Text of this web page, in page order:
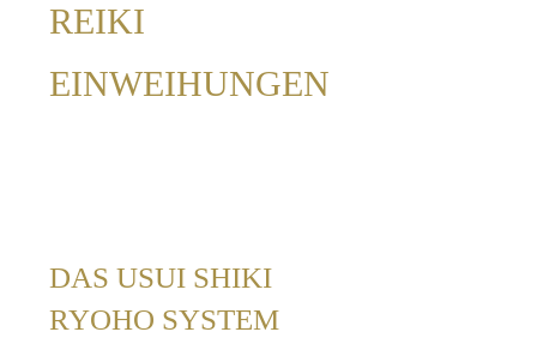
REIKI
EINWEIHUNGEN
DAS USUI SHIKI
RYOHO SYSTEM